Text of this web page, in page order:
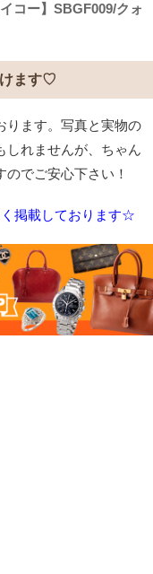
コー】SBGF009/クォ
けます♡
ります。写真と実物の
しれませんが、ちゃん
でご安心下さい！
掲載しております☆